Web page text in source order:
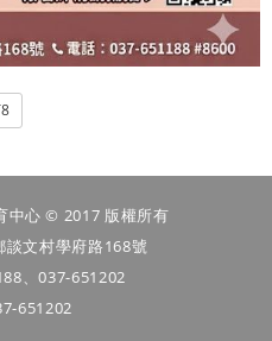
中心 © 2017 版權所有
談文村學府路168號
、037-651202
651202